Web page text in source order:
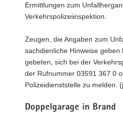
Ermittlungen zum
Verkehrspolizeiinspektion.
Zeugen, die Angaben zum
sachdienliche Hinweise geben
gebeten, sich bei der
der Rufnummer 03591 367 0
Polizeidienststelle zu melden.
Doppelgarage in Brand